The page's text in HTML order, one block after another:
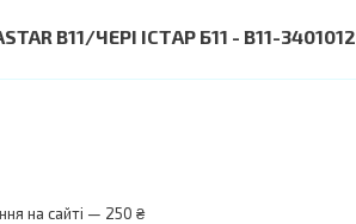
B11/ЧЕРІ ІСТАР Б11 - B11-3401012
на сайті — 250 ₴